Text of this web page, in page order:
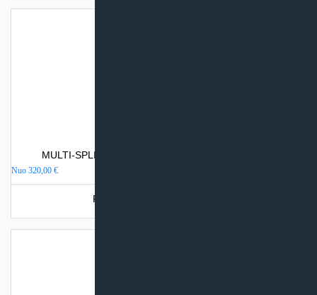
MULTI-SPLIT sistemos vidinis blokas TCL OCARINA
Nuo 320,00 €
Produkto šiuo metu neturime.